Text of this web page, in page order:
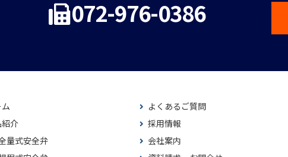
072-976-0386
介
量式安全弁
よくあるご質問
採用情報
会社案内